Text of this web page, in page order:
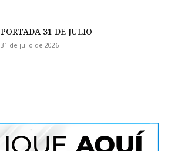
PORTADA 31 DE JULIO
31 de julio de 2026